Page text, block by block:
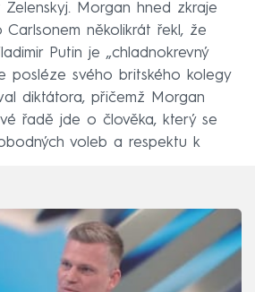
Zelenskyj. Morgan hned zkraje
Carlsonem několikrát řekl, že
Putin je „chladnokrevný
posléze svého britského kolegy
diktátora, přičemž Morgan
řadě jde o člověka, který se
voleb a respektu k